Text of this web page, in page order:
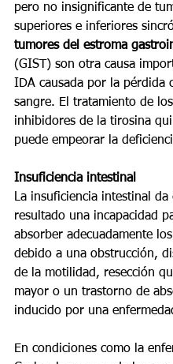
pero no insignificante de
superiores e inferiores
tumores del estroma
(GIST) son otra causa
IDA causada por la pérdida
sangre. El tratamiento de
inhibidores de la tirosina
puede empeorar la
Insuficiencia intestinal
La insuficiencia intestinal da
resultado una incapacidad
absorber adecuadamente
debido a una obstrucción,
de la motilidad, resección
mayor o un trastorno de
inducido por una
En condiciones como la